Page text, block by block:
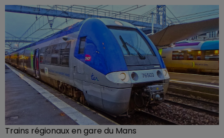
Trains régionaux en gare du Mans